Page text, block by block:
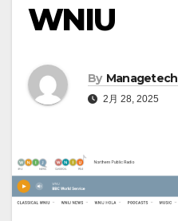
WNIU
By Managetech
2月 28, 2025